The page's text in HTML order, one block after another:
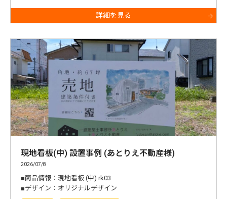
詳細を見る
現地看板(中) 設置事例 (あとりえ不動産様)
2026/07/8
■商品情報：現地看板 (中) rk03
■デザイン：オリジナルデザイン